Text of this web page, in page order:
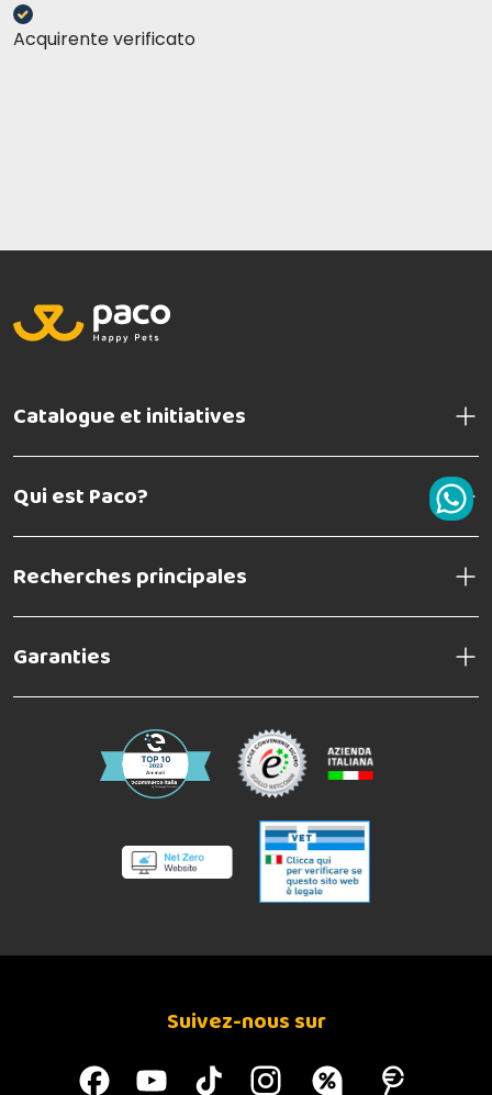
Acquirente verificato
Catalogue et initiatives
Qui est Paco?
Recherches principales
Garanties
Suivez-nous sur